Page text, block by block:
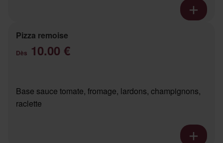
Pizza remoise
Dès 10.00 €
Base sauce tomate, fromage, lardons, champignons,
raclette